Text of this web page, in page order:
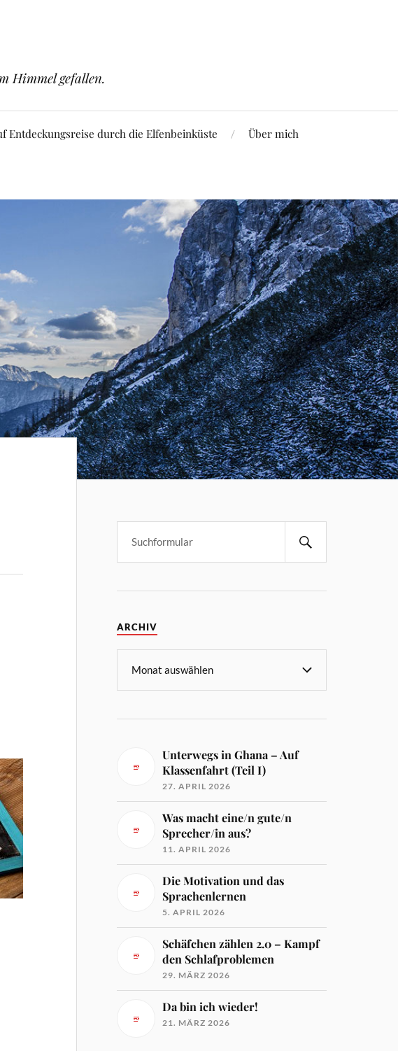
Himmel gefallen.
Entdeckungsreise durch die Elfenbeinküste Über mich
ARCHIV
Unterwegs in Ghana – Auf
Klassenfahrt (Teil I)
27. APRIL 2026
Was macht eine/n gute/n
Sprecher/in aus?
11. APRIL 2026
Die Motivation und das
Sprachenlernen
5. APRIL 2026
Schäfchen zählen 2.0 – Kampf
den Schlafproblemen
29. MÄRZ 2026
Da bin ich wieder!
21. MÄRZ 2026